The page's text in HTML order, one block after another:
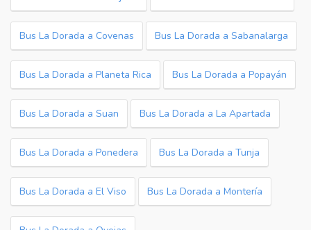
Bus La Dorada a Covenas Bus La Dorada a Sabanalarga
Bus La Dorada a Planeta Rica Bus La Dorada a Popayán
Bus La Dorada a Suan Bus La Dorada a La Apartada
Bus La Dorada a Ponedera Bus La Dorada a Tunja
Bus La Dorada a El Viso Bus La Dorada a Montería